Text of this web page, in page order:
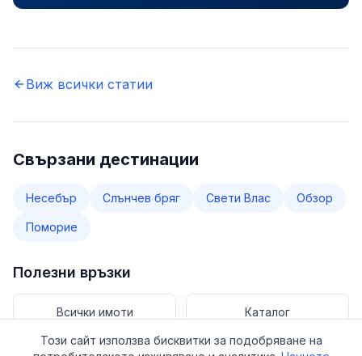
Виж всички статии
Свързани дестинации
Несебър Слънчев бряг Свети Влас Обзор
Поморие
Полезни връзки
Всички имоти Каталог
Този сайт използва бисквитки за подобряване на